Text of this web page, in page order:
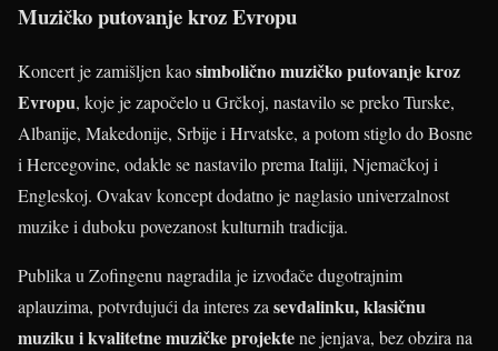
Muzičko putovanje kroz Evropu
Koncert je zamišljen kaosimbolično muzičko putovanje kroz
Evropu, koje je započelo u Grčkoj, nastavilo se preko Turske,
Albanije, Makedonije, Srbije i Hrvatske, a potom stiglo do Bosne
i Hercegovine, odakle se nastavilo prema Italiji, Njemačkoj i
Engleskoj. Ovakav koncept dodatno je naglasio univerzalnost
muzike i duboku povezanost kulturnih tradicija.
Publika u Zofingenu nagradila je izvođače dugotrajnim
aplauzima, potvrđujući da interes za sevdalinku, klasičnu
muziku i kvalitetne muzičke projektene jenjava, bez obzira na